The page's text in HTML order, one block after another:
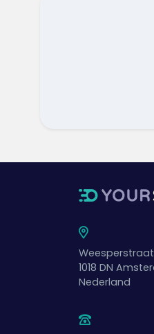
Weesperstraat
1018 DN
Nederland